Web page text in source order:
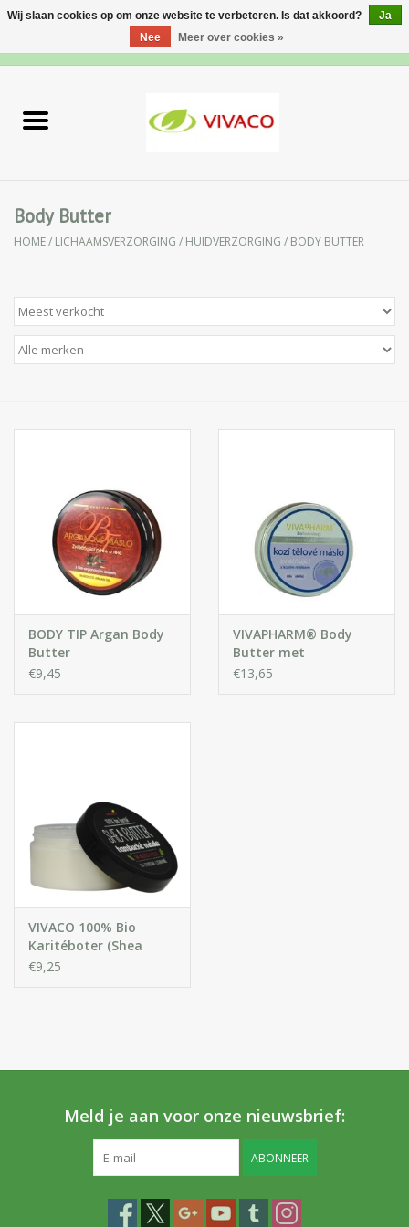
Lichaamsverzorging
Specialiteiten
Natuurlijke Kruiden
Apotheek
Parfum
Gift sets
Blog
Body Butter
HOME/ LICHAAMSVERZORGING / HUIDVERZORGING / BODY BUTTER
BODY TIP Argan Body
Butter
€9,45
VIVAPHARM® Body
Butter met
Geitenmelk
€13,65
VIVACO 100% Bio
Karitéboter (Shea
Butter) voor Gezicht &
€9,25
Meld je aan voor onze nieuwsbrief:
ABONNEER
Wij slaan cookies op om onze website te verbeteren. Is dat akkoord?
Ja
Nee
Meer over cookies »